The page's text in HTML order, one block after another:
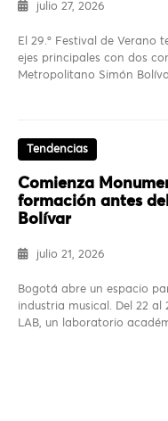
julio 27, 2026
El 29.º Festival de Verano
ejes principales con dos
Metropolitano Simón
Tendencias
Comienza
formación antes
Bolívar
julio 21, 2026
Bogotá abre un espacio
industria musical. Del 22 al
LAB, un laboratorio